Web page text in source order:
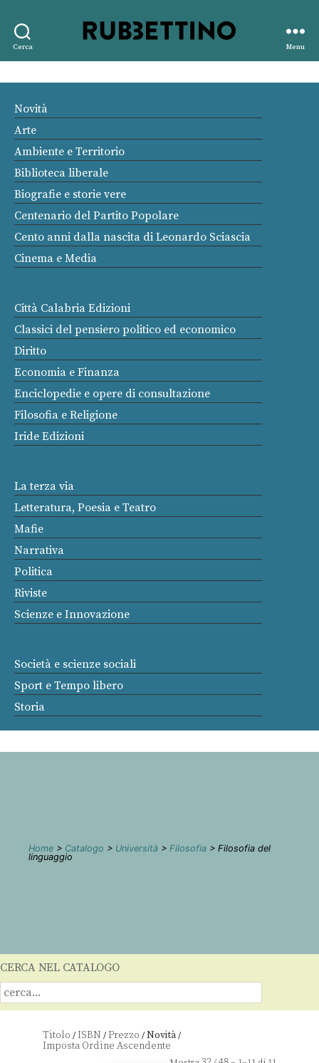
Cerca
editore
Menu
Novità
Arte
Ambiente e Territorio
Biblioteca liberale
Biografie e storie vere
Centenario del Partito Popolare
Cento anni dalla nascita di Leonardo Sciascia
Cinema e Media
Città Calabria Edizioni
Classici del pensiero politico ed economico
Diritto
Economia e Finanza
Enciclopedie e opere di consultazione
Filosofia e Religione
Iride Edizioni
La terza via
Letteratura, Poesia e Teatro
Mafie
Narrativa
Politica
Riviste
Scienze e Innovazione
Società e scienze sociali
Sport e Tempo libero
Storia
Home > Catalogo > Università > Filosofia > Filosofia del
linguaggio
CERCA NEL CATALOGO
Titolo /ISBN /Prezzo /Novità/